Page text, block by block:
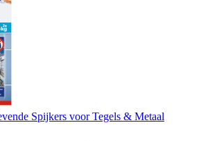
Spijkers voor Tegels & Metaal